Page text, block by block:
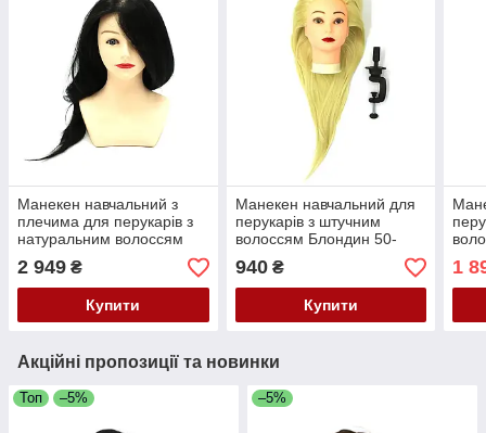
Манекен навчальний з
плечима для перукарів з
натуральним волоссям
Брюнетка 50-55 см SPL
521/A-1
2 949 ₴
Купити
Манекен навчальний для
перукарів з штучним
волоссям Блондин 50-
55см + штатив SPL 518/C-
613
940₴
Купити
1
Акційні пропозиції та новинки
Топ –5% –5%